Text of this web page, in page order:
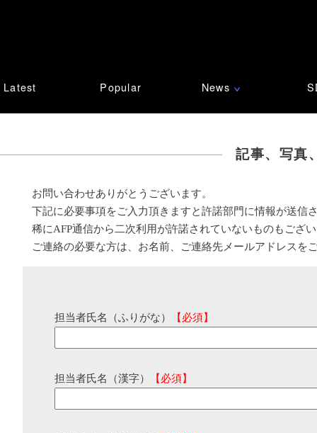
Latest Popular News ∨
記事、写真
お問い合わせありがとうございます。
下記に必要事項をご入力頂きますと許諾部門に情報が送信
稀にAFP通信から二次利用が許諾されていないものもござ
ご連絡の必要な方は、お名前、ご連絡先メールアドレスを
担当者氏名（ふりがな） 【必須】
担当者氏名（漢字） 【必須】